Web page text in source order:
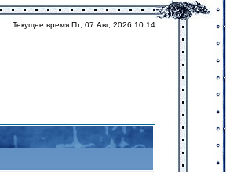
Текущее время Пт, 07 Авг, 2026 10:14